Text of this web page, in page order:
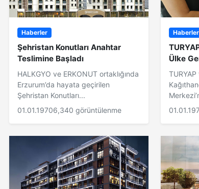
Haberler
Şehristan Konutları Anahtar
Teslimine Başladı
HALKGYO ve ERKONUT ortaklığında
Erzurum’da hayata geçirilen
Şehristan Konutları...
01.01.19706,340 görüntülenme
Haberler
Ülke